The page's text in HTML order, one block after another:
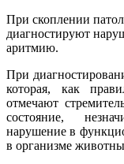
При скоплении
диагностируют
аритмию.
При
которая, как
отмечают
состояние,
нарушение в
в организме